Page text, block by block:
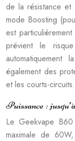
de la résistance et
mode Boosting
est
prévient le
automatiquement
également des
et les courts-circuits.
Puissance :
Le Geekvape
maximale de